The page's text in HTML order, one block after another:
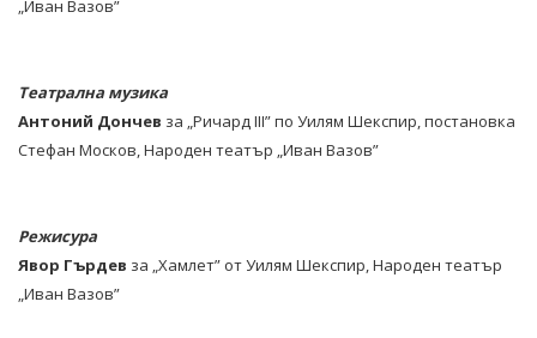
„Иван Вазов”
Театрална музика
Антоний Дончев за „Ричард ІІІ” по Уилям Шекспир, постановка
Стефан Москов, Народен театър „Иван Вазов”
Режисура
Явор Гърдев за „Хамлет” от Уилям Шекспир, Народен театър
„Иван Вазов”